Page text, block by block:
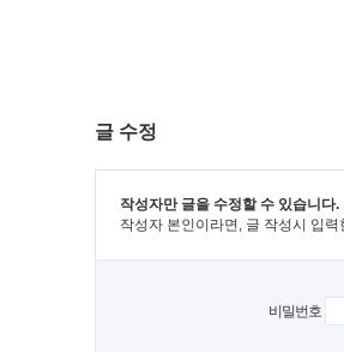
글 수정
작성자만 글을 수정할 수 있습니다.
작성자 본인이라면, 글 작성시 입
비밀번호